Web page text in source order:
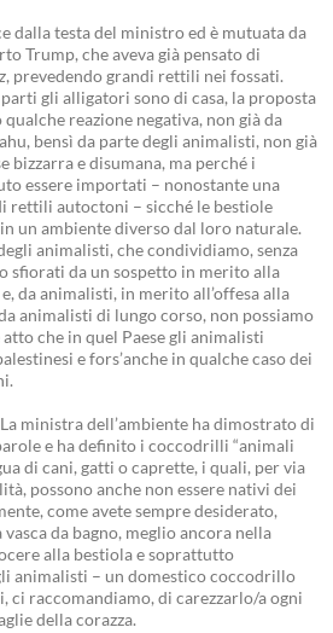
dalla testa del ministro ed è mutuata da
Trump, che aveva già pensato di
, prevedendo grandi rettili nei fossati.
gli alligatori sono di casa, la proposta
reazione negativa, non già da
bensì da parte degli animalisti, non già
bizzarra e disumana, ma perché i
essere importati – nonostante una
rettili autoctoni – sicché le bestiole
un ambiente diverso dal loro naturale.
animalisti, che condividiamo, senza
sfiorati da un sospetto in merito alla
da animalisti, in merito all’offesa alla
animalisti di lungo corso, non possiamo
che in quel Paese gli animalisti
e fors’anche in qualche caso dei
ministra dell’ambiente ha dimostrato di
e ha definito i coccodrilli “animali
di cani, gatti o caprette, i quali, per via
possono anche non essere nativi dei
come avete sempre desiderato,
da bagno, meglio ancora nella
alla bestiola e soprattutto
animalisti – un domestico coccodrillo
ci raccomandiamo, di carezzarlo/a ogni
della corazza.